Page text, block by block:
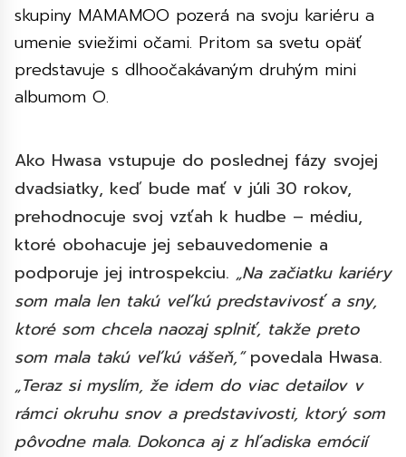
skupiny MAMAMOO pozerá na svoju kariéru a
umenie sviežimi očami. Pritom sa svetu opäť
predstavuje s dlhoočakávaným druhým mini
albumom O.
Ako Hwasa vstupuje do poslednej fázy svojej
dvadsiatky, keď bude mať v júli 30 rokov,
prehodnocuje svoj vzťah k hudbe – médiu,
ktoré obohacuje jej sebauvedomenie a
podporuje jej introspekciu. „Na začiatku kariéry
som mala len takú veľkú predstavivosť a sny,
ktoré som chcela naozaj splniť, takže preto
som mala takú veľkú vášeň,“povedala Hwasa.
„Teraz si myslím, že idem do viac detailov v
rámci okruhu snov a predstavivosti, ktorý som
pôvodne mala. Dokonca aj z hľadiska emócií